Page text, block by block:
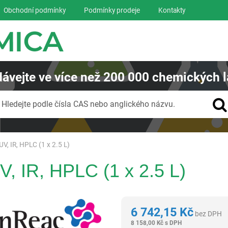
IR, HPLC (1 x 2.5 L)
IR, HPLC (1 x 2.5 L)
6 742,15 Kč bez DPH
8 158,00 Kč s DPH
Obchodní podmínky Podmínky prodeje Kontakty
ve více než200 000 chemických
Hledejte podle čísla CAS nebo anglického názvu.